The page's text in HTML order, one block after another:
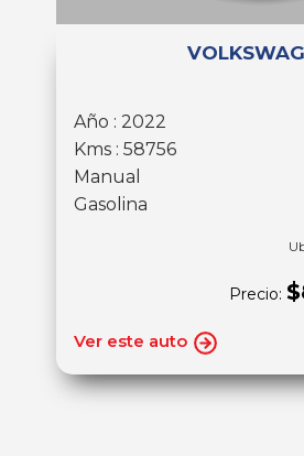
Año : 2022
Kms : 58756
Manual
Gasolina
Precio:
Ver este auto